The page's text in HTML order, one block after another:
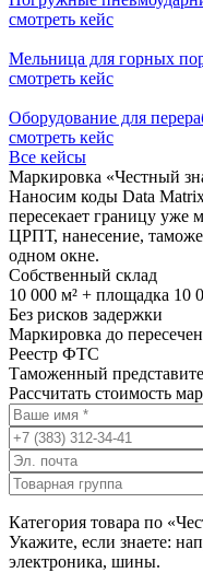
смотреть кейс
Мельница для горных
смотреть кейс
Оборудование для
смотреть кейс
Все кейсы
Маркировка «Честный
Наносим коды Data
пересекает границу уже
ЦРПТ, нанесение,
одном окне.
Собственный склад
10 000 м² + площадка 10
Без рисков задержки
Маркировка до
Реестр ФТС
Таможенный
Рассчитать стоимость
Категория товара по
Укажите, если знаете:
электроника, шины.